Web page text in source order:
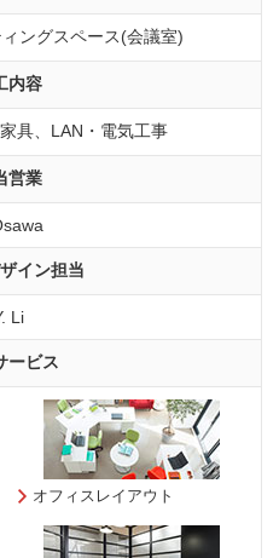
ングスペース(会議室)
内容
具、LAN・電気工事
営業
イン担当
Li
ービス
オフィスレイアウト